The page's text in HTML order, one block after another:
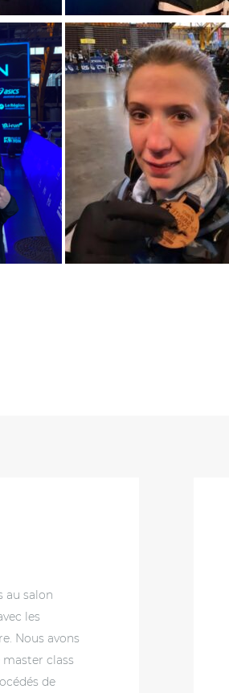
au salon
les
Nous avons
class
de